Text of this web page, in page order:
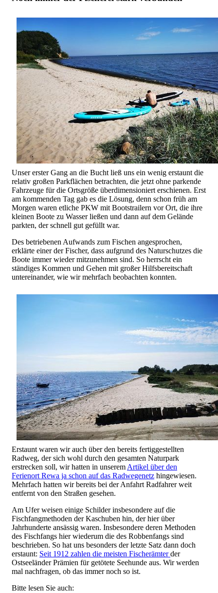
Unser erster Gang an die Bucht ließ uns ein wenig erstaunt die
relativ großen Parkflächen betrachten, die jetzt ohne parkende
Fahrzeuge für die Ortsgröße überdimensioniert erschienen. Erst
am kommenden Tag gab es die Lösung, denn schon früh am
Morgen waren etliche PKW mit Bootstrailern vor Ort, die ihre
kleinen Boote zu Wasser ließen und dann auf dem Gelände
parkten, der schnell gut gefüllt war.
Des betriebenen Aufwands zum Fischen angesprochen,
erklärte einer der Fischer, dass aufgrund des Naturschutzes die
Boote immer wieder mitzunehmen sind. So herrscht ein
ständiges Kommen und Gehen mit großer Hilfsbereitschaft
untereinander, wie wir mehrfach beobachten konnten.
Erstaunt waren wir auch über den bereits fertiggestellten
Radweg, der sich wohl durch den gesamten Naturpark
erstrecken soll, wir hatten in unserem Artikel über den
Ferienort Rewa ja schon auf das Radwegenetz hingewiesen.
Mehrfach hatten wir bereits bei der Anfahrt Radfahrer weit
entfernt von den Straßen gesehen.
Am Ufer weisen einige Schilder insbesondere auf die
Fischfangmethoden der Kaschuben hin, der hier über
Jahrhunderte ansässig waren. Insbesondere deren Methoden
des Fischfangs hier wiederum die des Robbenfangs sind
beschrieben. So hat uns besonders der letzte Satz dann doch
erstaunt: Seit 1912 zahlen die meisten Fischerämterder
Ostseeländer Prämien für getötete Seehunde aus. Wir werden
mal nachfragen, ob das immer noch so ist.
Bitte lesen Sie auch: